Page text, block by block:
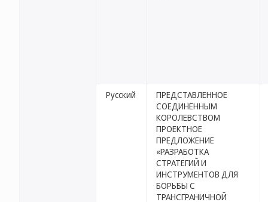
Русский
ПРЕДСТАВЛЕННОЕ
СОЕДИНЕННЫМ
КОРОЛЕВСТВОМ
ПРОЕКТНОЕ
ПРЕДЛОЖЕНИЕ
«РАЗРАБОТКА
СТРАТЕГИЙ И
ИНСТРУМЕНТОВ ДЛЯ
БОРЬБЫ С
ТРАНСГРАНИЧНОЙ